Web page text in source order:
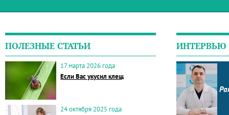
ПОЛЕЗНЫЕ СТАТЬИ
17 марта 2026 года
Если Вас укусил клещ
24 октября 2025 года
ИНТЕРВЬЮ